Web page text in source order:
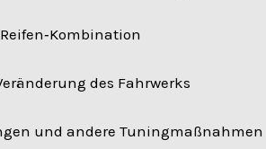
des Fahrwerks
und andere Tuningmaßnahmen